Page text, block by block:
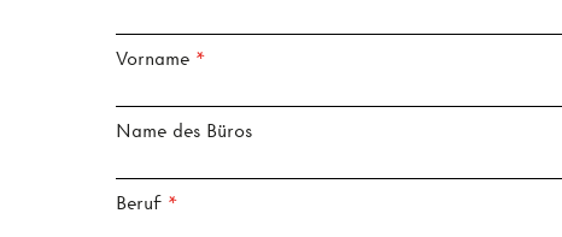
Vorname
Name des Büros
Beruf